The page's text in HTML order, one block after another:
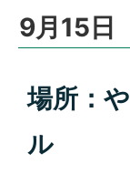
9月15日
場所：
ル